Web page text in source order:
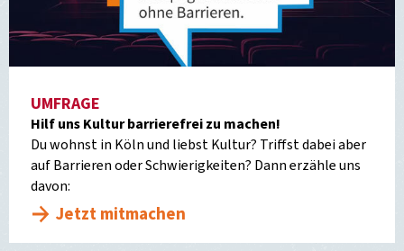
UMFRAGE
Hilf uns Kultur barrierefrei zu machen!
Du wohnst in Köln und liebst Kultur? Triffst dabei aber
auf Barrieren oder Schwierigkeiten? Dann erzähle uns
davon:
Jetzt mitmachen